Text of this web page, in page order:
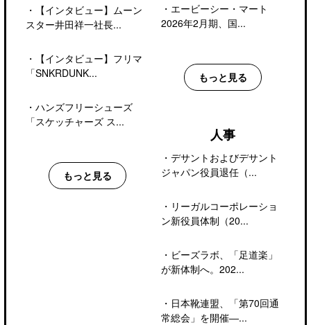
・
【インタビュー】ムーン
スター井田祥一社長...
・
【インタビュー】フリマ
「SNKRDUNK...
・ ハンズフリーシューズ
「スケッチャーズ ス...
もっと見る
・ エービーシー・マート
2026年2月期、国...
もっと見る
人事
・ デサントおよびデサント
ジャパン役員退任（...
・ リーガルコーポレーショ
ン新役員体制（20...
・ ビーズラボ、「足道楽」
が新体制へ。202...
・ 日本靴連盟、「第70回通
常総会」を開催―...